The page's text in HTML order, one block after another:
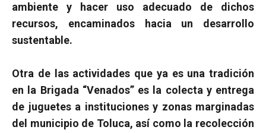
ambiente y hacer uso adecuado de dichos
recursos, encaminados hacia un desarrollo
sustentable.
Otra de las actividades que ya es una tradición
en la Brigada “Venados” es la colecta y entrega
de juguetes a instituciones y zonas marginadas
del municipio de Toluca, así como la recolección